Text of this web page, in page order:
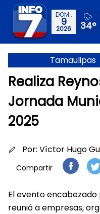
DOM.,
9
2026 34°
Tamaulipas
Realiza
Jornada
2025
Por: Víctor Hugo
Compartir
El evento
reunió a empresas,